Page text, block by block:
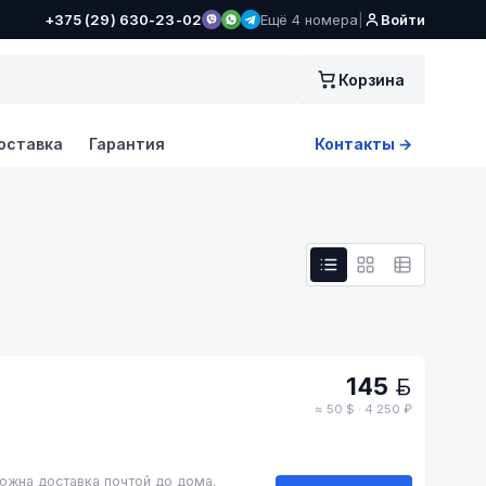
+375 (29) 630-23-02 Ещё 4 номера Войти
Корзина
Гарантия Контакты →
доставка почтой до дома.
145
≈ 50 $ · 4 250 ₽